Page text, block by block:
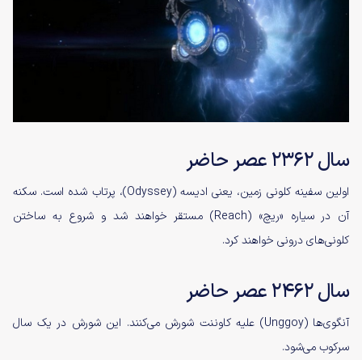
سال ۲۳۶۲ عصر حاضر
اولین سفینه کلونی زمین، یعنی ادیسه (Odyssey)، پرتاب شده است. سکنه‌
آن در سیاره‌ «ریچ» (Reach) مستقر خواهند شد و شروع به ساختن
کلونی‌های درونی خواهند کرد.
سال ۲۴۶۲ عصر حاضر
آنگوی‌ها (Unggoy) علیه کاوننت شورش می‌کنند. این شورش در یک سال
سرکوب می‌شود.